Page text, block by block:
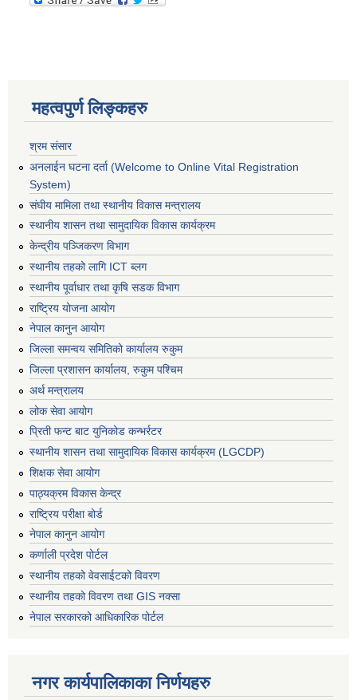
महत्वपुर्ण लिङ्कहरु
श्रम संसार
अनलाईन घटना दर्ता (Welcome to Online Vital Registration
System)
संघीय मामिला तथा स्थानीय विकास मन्त्रालय
स्थानीय शासन तथा सामुदायिक विकास कार्यक्रम
केन्द्रीय पञ्जिकरण विभाग
स्थानीय तहको लागि ICT ब्लग
स्थानीय पूर्वाधार तथा कृषि सडक विभाग
राष्ट्रिय योजना आयोग
नेपाल कानुन आयोग
जिल्ला समन्वय समितिको कार्यालय रुकुम
जिल्ला प्रशासन कार्यालय, रुकुम पश्चिम
अर्थ मन्त्रालय
लोक सेवा आयोग
प्रिती फन्ट बाट युनिकोड कन्भर्रटर
स्थानीय शासन तथा सामुदायिक विकास कार्यक्रम (LGCDP)
शिक्षक सेवा आयोग
पाठ्यक्रम विकास केन्द्र
राष्ट्रिय परीक्षा बोर्ड
नेपाल कानुन आयोग
कर्णाली प्रदेश पोर्टल
स्थानीय तहको वेवसाईटको विवरण
स्थानीय तहको विवरण तथा GIS नक्सा
नेपाल सरकारको आधिकारिक पोर्टल
नगर कार्यपालिकाका निर्णयहरु